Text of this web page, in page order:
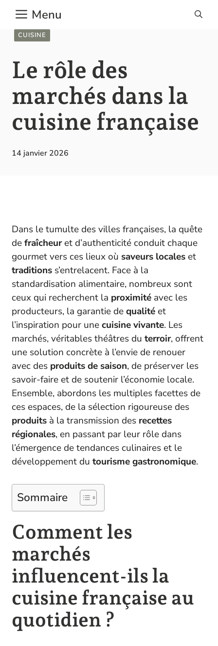
contenu
Menu
CUISINE
Le rôle des
marchés dans la
cuisine française
14 janvier 2026
Dans le tumulte des villes françaises, la quête
defraîcheuret d’authenticité conduit chaque
gourmet vers ces lieux où saveurs locales et
traditions s’entrelacent. Face à la
standardisation alimentaire, nombreux sont
ceux qui recherchent la proximité avec les
producteurs, la garantie dequalité et
l’inspiration pour unecuisine vivante. Les
marchés, véritables théâtres du terroir, offrent
une solution concrète à l’envie de renouer
avec des produits de saison, de préserver les
savoir-faire et de soutenir l’économie locale.
Ensemble, abordons les multiples facettes de
ces espaces, de la sélection rigoureuse des
produits à la transmission des recettes
régionales, en passant par leur rôle dans
l’émergence de tendances culinaires et le
développement du tourisme gastronomique.
Sommaire
Comment les
marchés
influencent-ils la
cuisine française au
quotidien ?